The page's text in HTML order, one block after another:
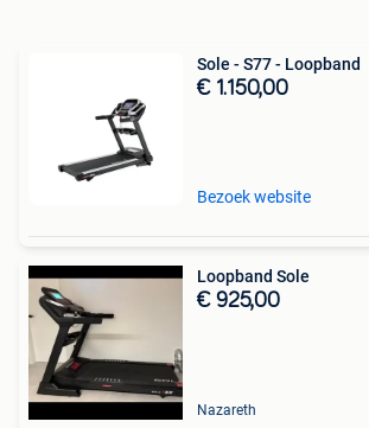
Sole - S77 - Loopband
€ 1.150,00
Bezoek website
Loopband Sole
€ 925,00
Nazareth